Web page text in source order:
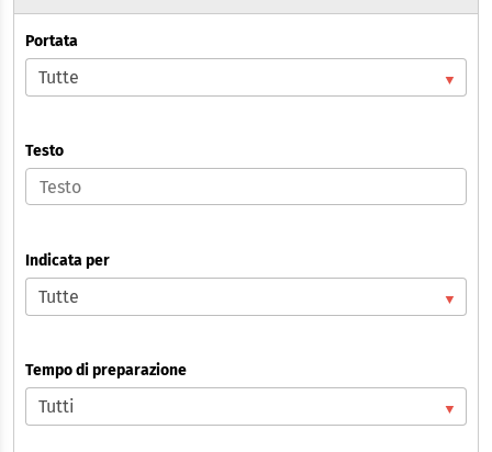
Portata
Testo
Indicata per
Tempo di preparazione